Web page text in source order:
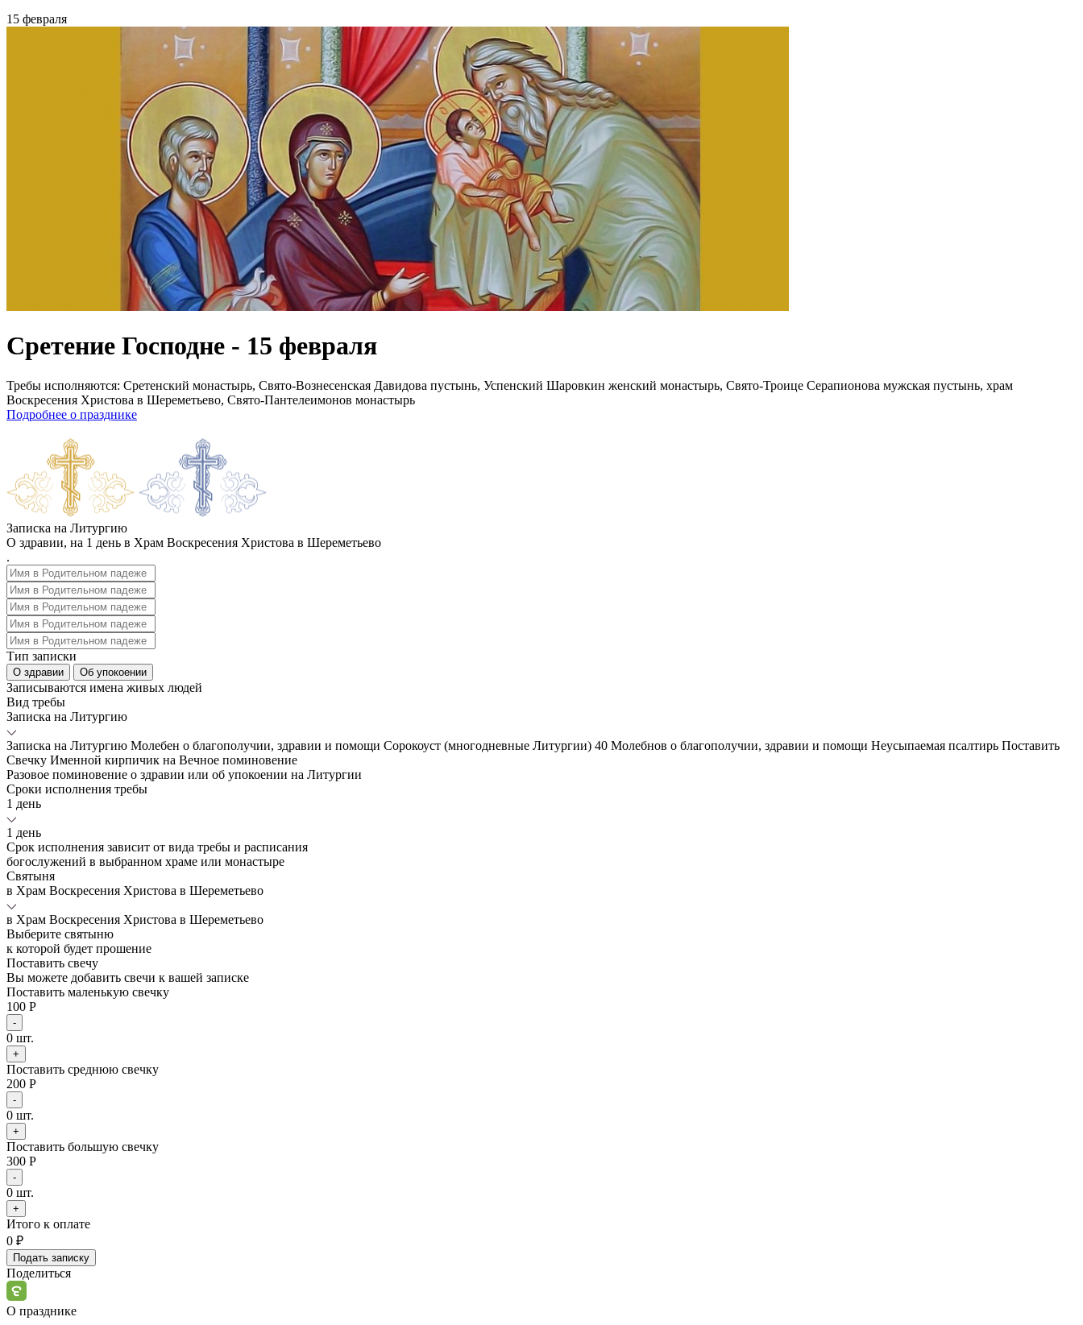
15 февраля
Сретение Господне - 15 февраля
Требы исполняются: Сретенский монастырь, Свято-Вознесенская Давидова пустынь, Успенский Шаровкин женский монастырь, Свято-Троице Серапионова мужская пустынь, храм
Воскресения Христова в Шереметьево, Свято-Пантелеимонов монастырь
Подробнее о празднике
Записка на Литургию
О здравии, на 1 день в Храм Воскресения Христова в Шереметьево
.
Тип записки
О здравии Об упокоении
Записываются имена живых людей
Вид требы
Записка на Литургию
Записка на Литургию Молебен о благополучии, здравии и помощи Сорокоуст (многодневные Литургии) 40 Молебнов о благополучии, здравии и помощи Неусыпаемая псалтирь Поставить
Свечку Именной кирпичик на Вечное поминовение
Разовое поминовение о здравии или об упокоении на Литургии
Сроки исполнения требы
1 день
1 день
Срок исполнения зависит от вида требы и расписания
богослужений в выбранном храме или монастыре
Святыня
в Храм Воскресения Христова в Шереметьево
в Храм Воскресения Христова в Шереметьево
Выберите святыню
к которой будет прошение
Поставить свечу
Вы можете добавить свечи к вашей записке
Поставить маленькую свечку
100 Р
-
0 шт.
+
Поставить среднюю свечку
200 Р
-
0 шт.
+
Поставить большую свечку
300 Р
-
0 шт.
+
Итого к оплате
0 ₽
Подать записку
Поделиться
О празднике